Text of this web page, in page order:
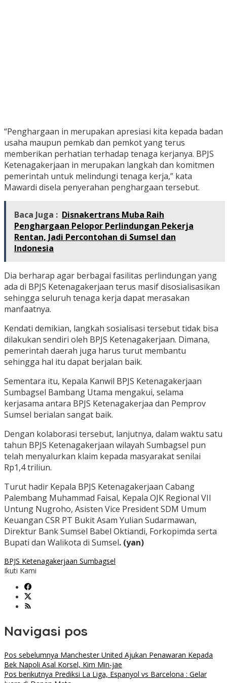
“Penghargaan in merupakan apresiasi kita kepada badan
usaha maupun pemkab dan pemkot yang terus
memberikan perhatian terhadap tenaga kerjanya. BPJS
Ketenagakerjaan in merupakan langkah dan komitmen
pemerintah untuk melindungi tenaga kerja,” kata
Mawardi disela penyerahan penghargaan tersebut.
Baca Juga : Disnakertrans Muba Raih
Penghargaan Pelopor Perlindungan Pekerja
Rentan, Jadi Percontohan di Sumsel dan
Indonesia
Dia berharap agar berbagai fasilitas perlindungan yang
ada di BPJS Ketenagakerjaan terus masif disosialisasikan
sehingga seluruh tenaga kerja dapat merasakan
manfaatnya.
Kendati demikian, langkah sosialisasi tersebut tidak bisa
dilakukan sendiri oleh BPJS Ketenagakerjaan. Dimana,
pemerintah daerah juga harus turut membantu
sehingga hal itu dapat berjalan baik.
Sementara itu, Kepala Kanwil BPJS Ketenagakerjaan
Sumbagsel Bambang Utama mengakui, selama
kerjasama antara BPJS Ketenagakerjaa dan Pemprov
Sumsel berialan sangat baik.
Dengan kolaborasi tersebut, lanjutnya, dalam waktu satu
tahun BPJS Ketenagakerjaan wilayah Sumbagsel pun
telah menyalurkan klaim kepada masyarakat senilai
Rp1,4 triliun.
Turut hadir Kepala BPJS Ketenagakerjaan Cabang
Palembang Muhammad Faisal, Kepala OJK Regional VII
Untung Nugroho, Asisten Vice President SDM Umum
Keuangan CSR PT Bukit Asam Yulian Sudarmawan,
Direktur Bank Sumsel Babel Oktiandi, Forkopimda serta
Bupati dan Walikota di Sumsel. (yan)
BPJS Ketenagakerjaan Sumbagsel
Ikuti Kami
Navigasi pos
Pos sebelumnya Manchester United Ajukan Penawaran Kepada
Bek Napoli Asal Korsel, Kim Min-jae
Pos berikutnya Prediksi La Liga, Espanyol vs Barcelona : Gelar